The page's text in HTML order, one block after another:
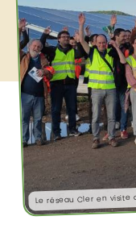
Le réseau Cler en visite